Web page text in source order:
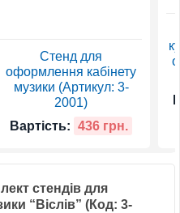
Стенд для
оформлення кабінету
музики (Артикул: 3-
2001)
Вартість: 436 грн.
стендів для
“Віслів” (Код: 3-